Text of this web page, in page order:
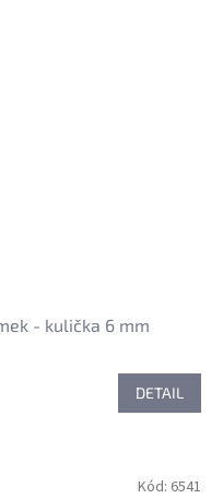
- kulička 6 mm
DETAIL
Kód: 6541